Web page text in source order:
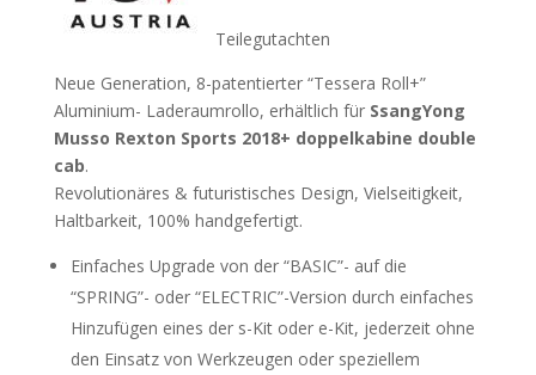
Teilegutachten
Neue Generation, 8-patentierter “Tessera Roll+”
Aluminium- Laderaumrollo, erhältlich für SsangYong
Musso Rexton Sports 2018+ doppelkabine double
cab.
Revolutionäres & futuristisches Design, Vielseitigkeit,
Haltbarkeit, 100% handgefertigt.
Einfaches Upgrade von der “BASIC”- auf die
“SPRING”- oder “ELECTRIC”-Version durch einfaches
Hinzufügen eines der s-Kit oder e-Kit, jederzeit ohne
den Einsatz von Werkzeugen oder speziellem